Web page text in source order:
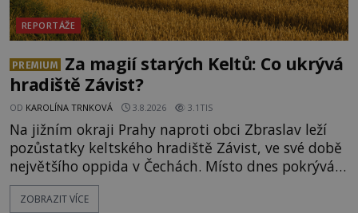
REPORTÁŽE
PREMIUM
Za magií starých Keltů: Co ukrývá
hradiště Závist?
OD KAROLÍNA TRNKOVÁ 3.8.2026 3.1TIS
Na jižním okraji Prahy naproti obci Zbraslav leží
pozůstatky keltského hradiště Závist, ve své době
největšího oppida v Čechách. Místo dnes pokrývá
les, zbytky po kdysi monumentálním hradišti jsou
ale v terénu patrné stále. Co dalšího tu po Keltech
ZOBRAZIT VÍCE